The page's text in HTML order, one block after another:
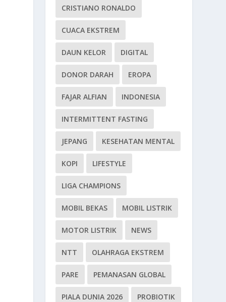
CRISTIANO RONALDO
CUACA EKSTREM
DAUN KELOR DIGITAL
DONOR DARAH EROPA
FAJAR ALFIAN INDONESIA
INTERMITTENT FASTING
JEPANG KESEHATAN MENTAL
KOPI LIFESTYLE
LIGA CHAMPIONS
MOBIL BEKAS MOBIL LISTRIK
MOTOR LISTRIK NEWS
NTT OLAHRAGA EKSTREM
PARE PEMANASAN GLOBAL
PIALA DUNIA 2026 PROBIOTIK